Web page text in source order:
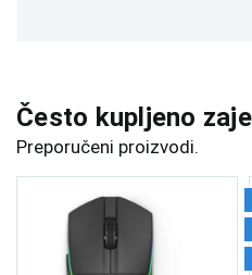
Često kupljeno
Preporučeni proizvodi.